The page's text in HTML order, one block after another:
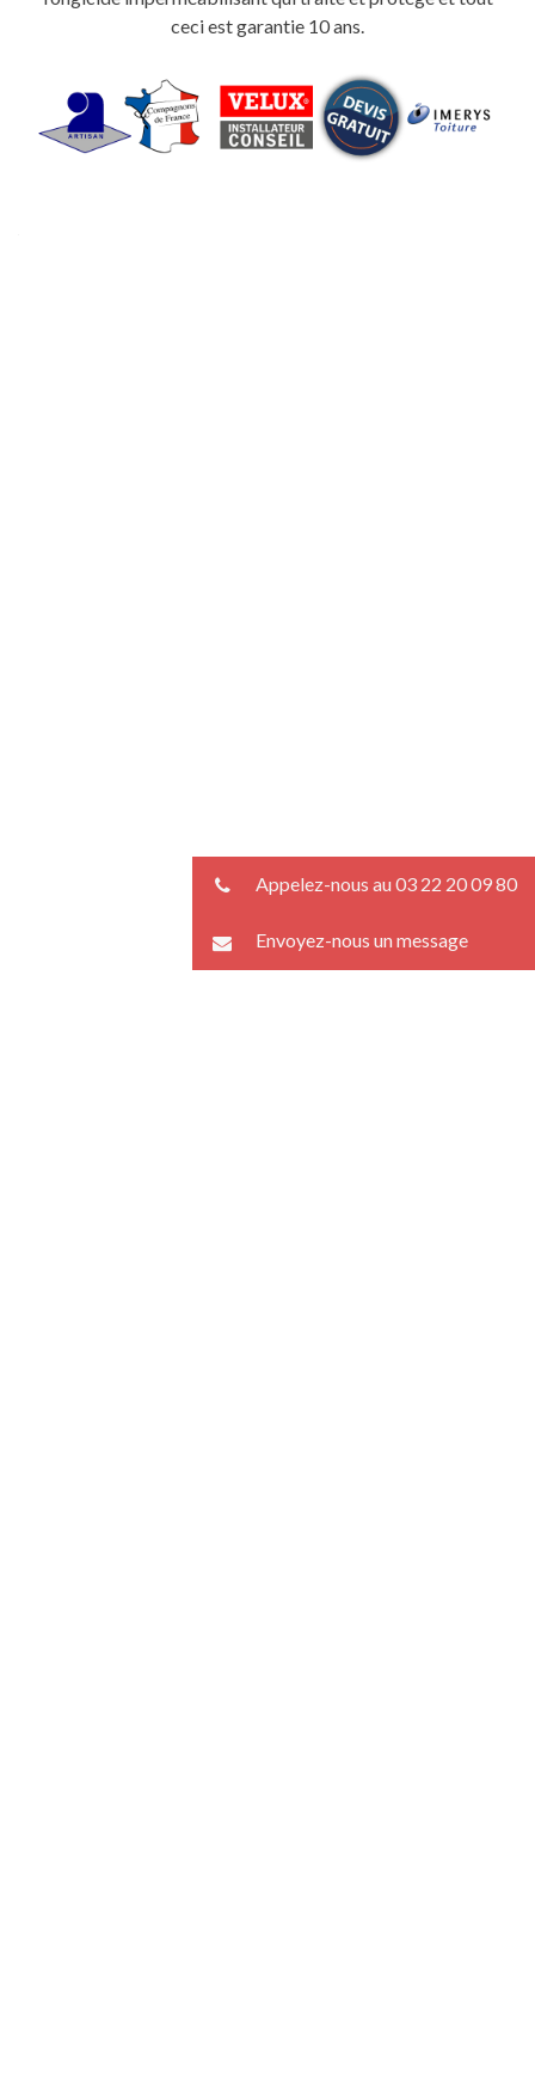
ceci est garantie 10 ans.
Appelez-nous au 03 22 20 09 80
Envoyez-nous un message